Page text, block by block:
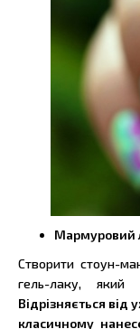
Мармуровий
Створити стоун-
гель-лаку,
Відрізняється
класичному